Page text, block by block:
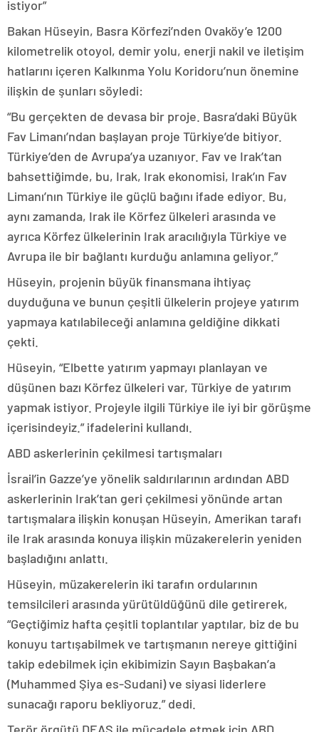
istiyor”
Bakan Hüseyin, Basra Körfezi’nden Ovaköy’e 1200
kilometrelik otoyol, demir yolu, enerji nakil ve iletişim
hatlarını içeren Kalkınma Yolu Koridoru’nun önemine
ilişkin de şunları söyledi:
“Bu gerçekten de devasa bir proje. Basra’daki Büyük
Fav Limanı’ndan başlayan proje Türkiye’de bitiyor.
Türkiye’den de Avrupa’ya uzanıyor. Fav ve Irak’tan
bahsettiğimde, bu, Irak, Irak ekonomisi, Irak’ın Fav
Limanı’nın Türkiye ile güçlü bağını ifade ediyor. Bu,
aynı zamanda, Irak ile Körfez ülkeleri arasında ve
ayrıca Körfez ülkelerinin Irak aracılığıyla Türkiye ve
Avrupa ile bir bağlantı kurduğu anlamına geliyor.”
Hüseyin, projenin büyük finansmana ihtiyaç
duyduğuna ve bunun çeşitli ülkelerin projeye yatırım
yapmaya katılabileceği anlamına geldiğine dikkati
çekti.
Hüseyin, “Elbette yatırım yapmayı planlayan ve
düşünen bazı Körfez ülkeleri var, Türkiye de yatırım
yapmak istiyor. Projeyle ilgili Türkiye ile iyi bir görüşme
içerisindeyiz.” ifadelerini kullandı.
ABD askerlerinin çekilmesi tartışmaları
İsrail’in Gazze’ye yönelik saldırılarının ardından ABD
askerlerinin Irak’tan geri çekilmesi yönünde artan
tartışmalara ilişkin konuşan Hüseyin, Amerikan tarafı
ile Irak arasında konuya ilişkin müzakerelerin yeniden
başladığını anlattı.
Hüseyin, müzakerelerin iki tarafın ordularının
temsilcileri arasında yürütüldüğünü dile getirerek,
“Geçtiğimiz hafta çeşitli toplantılar yaptılar, biz de bu
konuyu tartışabilmek ve tartışmanın nereye gittiğini
takip edebilmek için ekibimizin Sayın Başbakan’a
(Muhammed Şiya es-Sudani) ve siyasi liderlere
sunacağı raporu bekliyoruz.” dedi.